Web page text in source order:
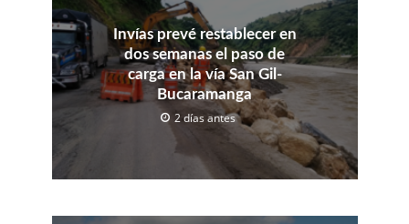
Invías prevé restablecer en
dos semanas el paso de
carga en la vía San Gil-
Bucaramanga
2 días antes